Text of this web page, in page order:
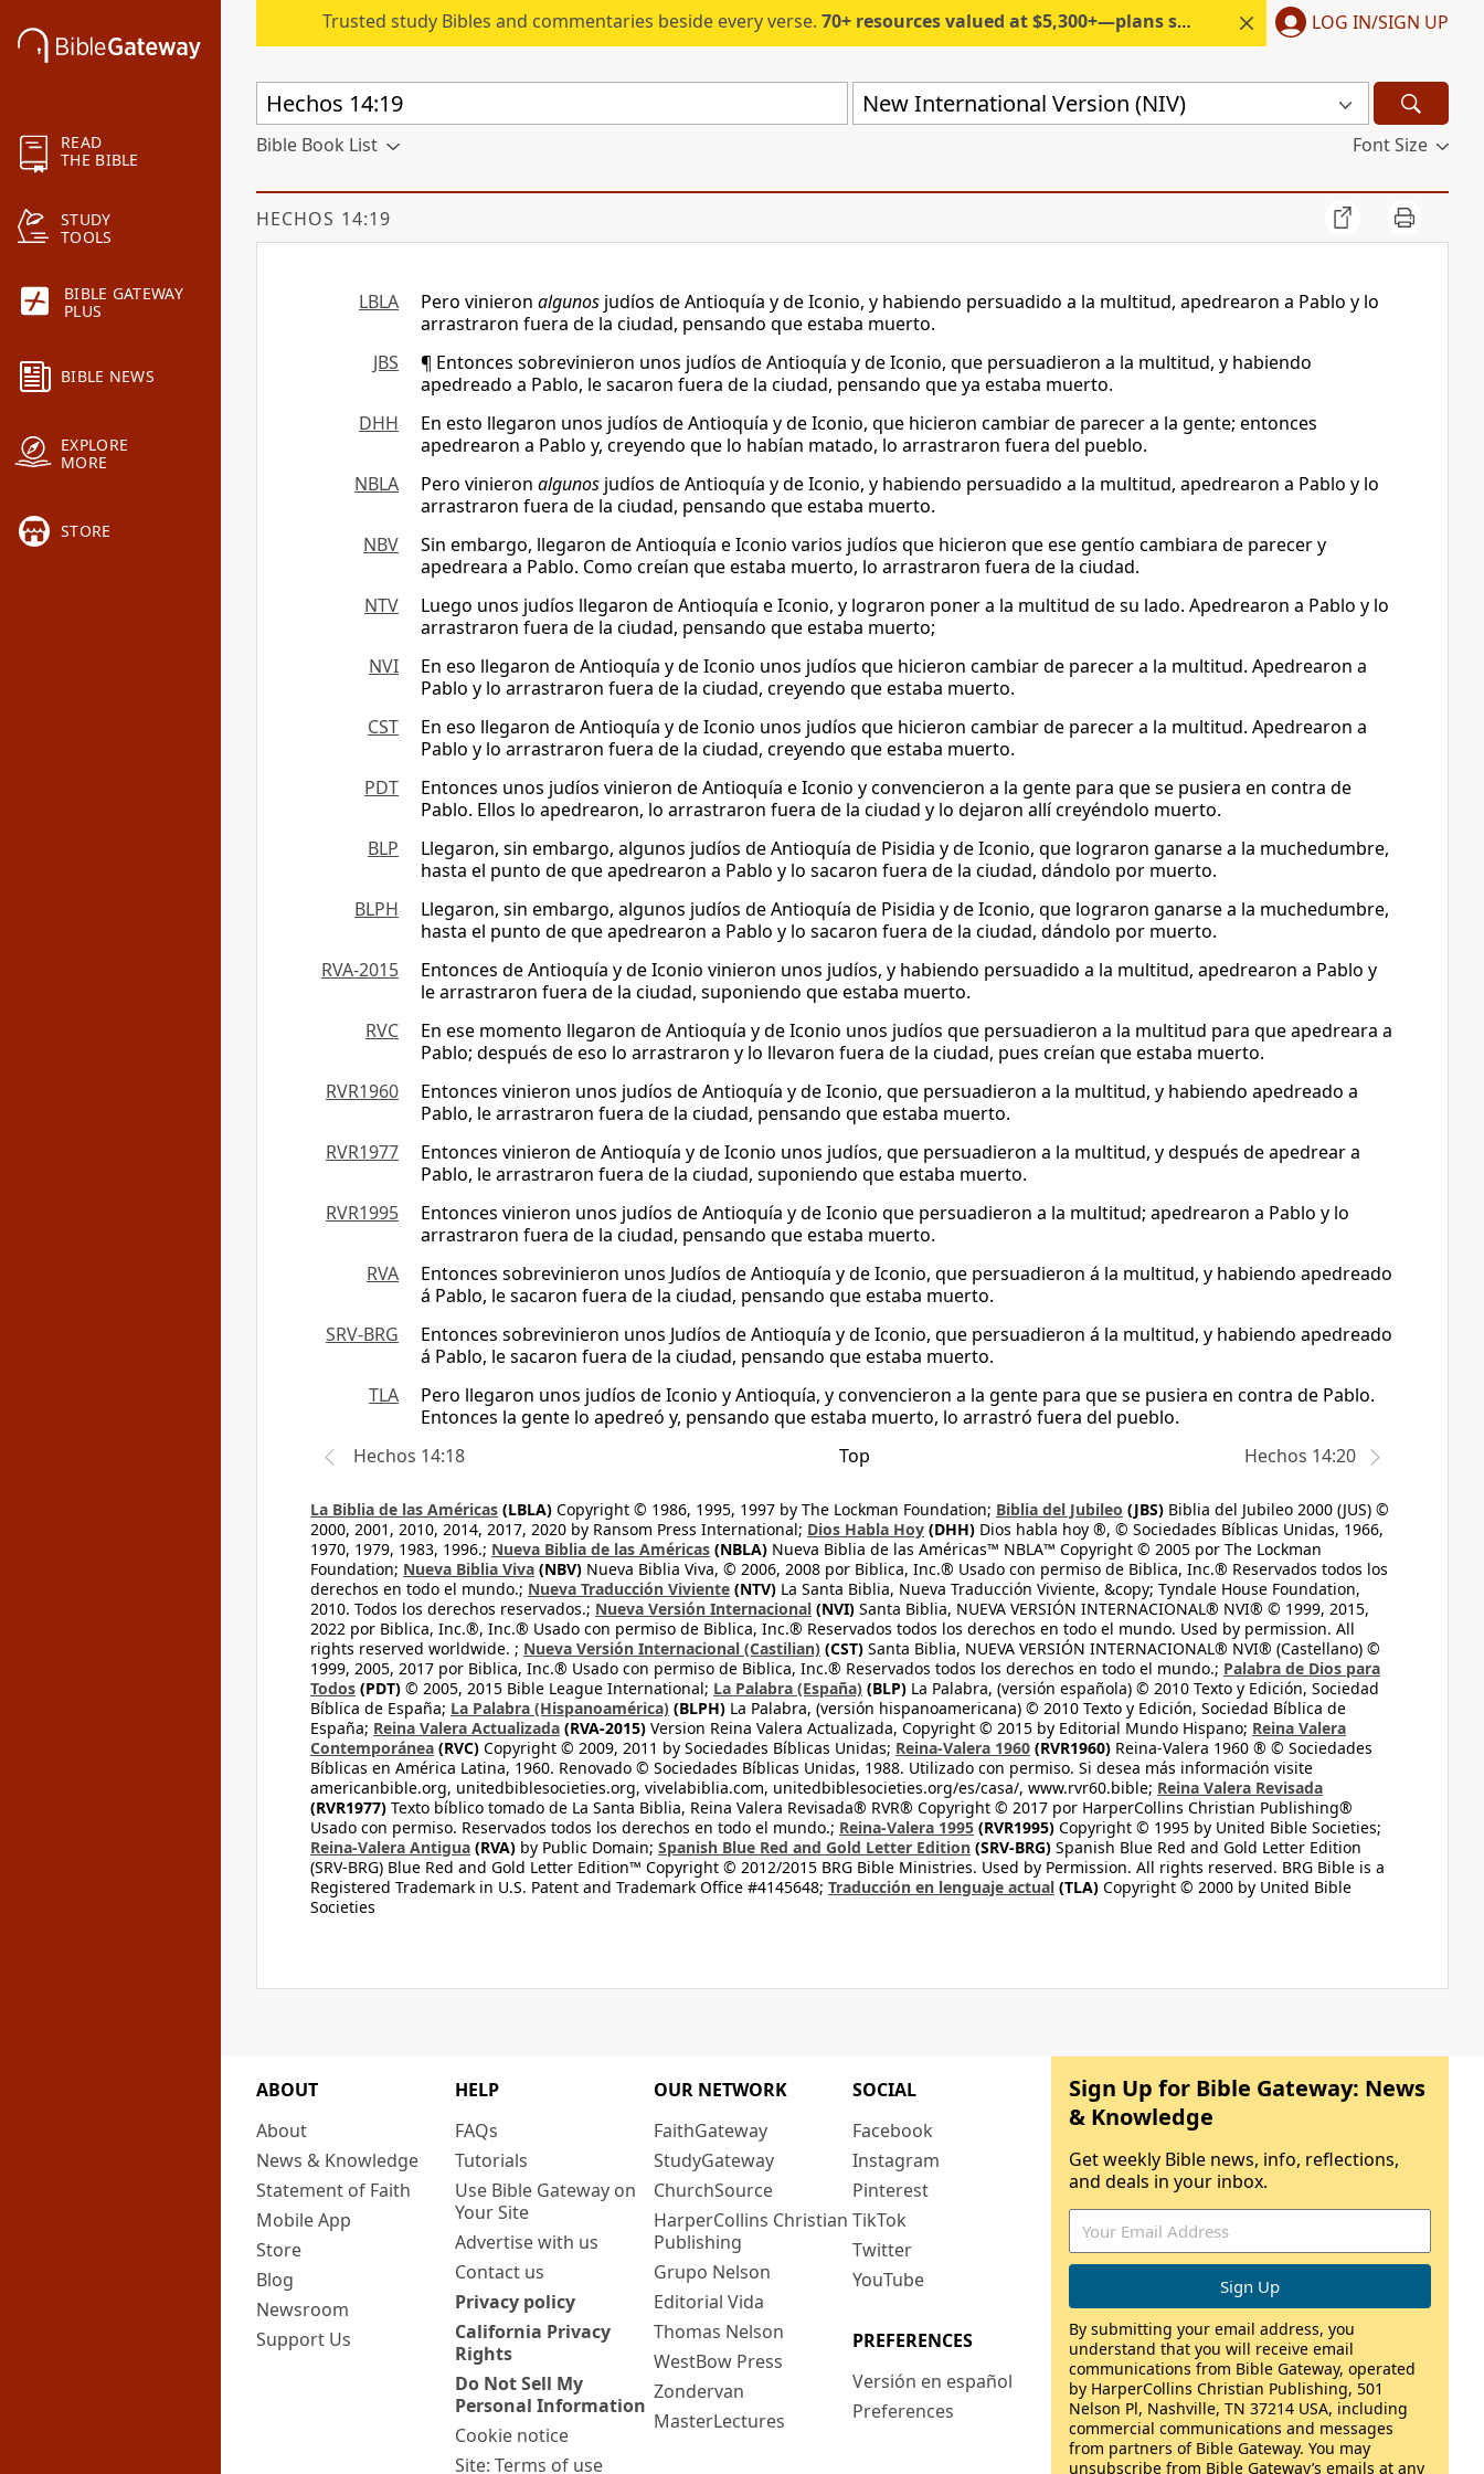
READ
THE BIBLE
STUDY
TOOLS
BIBLE GATEWAY
PLUS
BIBLE NEWS
EXPLORE
MORE
STORE
Trusted study Bibles and commentaries beside every verse. 70+ resources valued at $5,300+—plans start under $6/month. LOG IN/SIGN UP
New International Version (NIV)
Bible Book List Font Size
HECHOS 14:19
LBLA Pero vinieron algunos judíos de Antioquía y de Iconio, y habiendo persuadido a la multitud, apedrearon a Pablo y lo
arrastraron fuera de la ciudad, pensando que estaba muerto.
JBS
¶ Entonces sobrevinieron unos judíos de Antioquía y de Iconio, que persuadieron a la multitud, y habiendo
apedreado a Pablo, le sacaron fuera de la ciudad, pensando que ya estaba muerto.
DHH
En esto llegaron unos judíos de Antioquía y de Iconio, que hicieron cambiar de parecer a la gente; entonces
apedrearon a Pablo y, creyendo que lo habían matado, lo arrastraron fuera del pueblo.
NBLA
Pero vinieron algunos judíos de Antioquía y de Iconio, y habiendo persuadido a la multitud, apedrearon a Pablo y lo
arrastraron fuera de la ciudad, pensando que estaba muerto.
NBV
Sin embargo, llegaron de Antioquía e Iconio varios judíos que hicieron que ese gentío cambiara de parecer y
apedreara a Pablo. Como creían que estaba muerto, lo arrastraron fuera de la ciudad.
NTV
Luego unos judíos llegaron de Antioquía e Iconio, y lograron poner a la multitud de su lado. Apedrearon a Pablo y lo
arrastraron fuera de la ciudad, pensando que estaba muerto;
NVI
En eso llegaron de Antioquía y de Iconio unos judíos que hicieron cambiar de parecer a la multitud. Apedrearon a
Pablo y lo arrastraron fuera de la ciudad, creyendo que estaba muerto.
CST
En eso llegaron de Antioquía y de Iconio unos judíos que hicieron cambiar de parecer a la multitud. Apedrearon a
Pablo y lo arrastraron fuera de la ciudad, creyendo que estaba muerto.
PDT
Entonces unos judíos vinieron de Antioquía e Iconio y convencieron a la gente para que se pusiera en contra de
Pablo. Ellos lo apedrearon, lo arrastraron fuera de la ciudad y lo dejaron allí creyéndolo muerto.
BLP
Llegaron, sin embargo, algunos judíos de Antioquía de Pisidia y de Iconio, que lograron ganarse a la muchedumbre,
hasta el punto de que apedrearon a Pablo y lo sacaron fuera de la ciudad, dándolo por muerto.
BLPH
Llegaron, sin embargo, algunos judíos de Antioquía de Pisidia y de Iconio, que lograron ganarse a la muchedumbre,
hasta el punto de que apedrearon a Pablo y lo sacaron fuera de la ciudad, dándolo por muerto.
RVA-2015
Entonces de Antioquía y de Iconio vinieron unos judíos, y habiendo persuadido a la multitud, apedrearon a Pablo y
le arrastraron fuera de la ciudad, suponiendo que estaba muerto.
RVC
En ese momento llegaron de Antioquía y de Iconio unos judíos que persuadieron a la multitud para que apedreara a
Pablo; después de eso lo arrastraron y lo llevaron fuera de la ciudad, pues creían que estaba muerto.
RVR1960
Entonces vinieron unos judíos de Antioquía y de Iconio, que persuadieron a la multitud, y habiendo apedreado a
Pablo, le arrastraron fuera de la ciudad, pensando que estaba muerto.
RVR1977
Entonces vinieron de Antioquía y de Iconio unos judíos, que persuadieron a la multitud, y después de apedrear a
Pablo, le arrastraron fuera de la ciudad, suponiendo que estaba muerto.
RVR1995
Entonces vinieron unos judíos de Antioquía y de Iconio que persuadieron a la multitud; apedrearon a Pablo y lo
arrastraron fuera de la ciudad, pensando que estaba muerto.
RVA
Entonces sobrevinieron unos Judíos de Antioquía y de Iconio, que persuadieron á la multitud, y habiendo apedreado
á Pablo, le sacaron fuera de la ciudad, pensando que estaba muerto.
SRV-BRG
Entonces sobrevinieron unos Judíos de Antioquía y de Iconio, que persuadieron á la multitud, y habiendo apedreado
á Pablo, le sacaron fuera de la ciudad, pensando que estaba muerto.
TLA
Pero llegaron unos judíos de Iconio y Antioquía, y convencieron a la gente para que se pusiera en contra de Pablo.
Entonces la gente lo apedreó y, pensando que estaba muerto, lo arrastró fuera del pueblo.
Hechos 14:18
Top Hechos 14:20
La Biblia de las Américas (LBLA) Copyright © 1986, 1995, 1997 by The Lockman Foundation; Biblia del Jubileo (JBS) Biblia del Jubileo 2000 (JUS) ©
2000, 2001, 2010, 2014, 2017, 2020 by Ransom Press International; Dios Habla Hoy (DHH) Dios habla hoy ®, © Sociedades Bíblicas Unidas, 1966,
1970, 1979, 1983, 1996.; Nueva Biblia de las Américas (NBLA) Nueva Biblia de las Américas™ NBLA™ Copyright © 2005 por The Lockman
Foundation; Nueva Biblia Viva (NBV) Nueva Biblia Viva, © 2006, 2008 por Biblica, Inc.® Usado con permiso de Biblica, Inc.® Reservados todos los
derechos en todo el mundo.; Nueva Traducción Viviente (NTV) La Santa Biblia, Nueva Traducción Viviente, &copy; Tyndale House Foundation,
2010. Todos los derechos reservados.; Nueva Versión Internacional (NVI) Santa Biblia, NUEVA VERSIÓN INTERNACIONAL® NVI® © 1999, 2015,
2022 por Biblica, Inc.®, Inc.® Usado con permiso de Biblica, Inc.® Reservados todos los derechos en todo el mundo. Used by permission. All
rights reserved worldwide. ; Nueva Versión Internacional (Castilian) (CST) Santa Biblia, NUEVA VERSIÓN INTERNACIONAL® NVI® (Castellano) ©
1999, 2005, 2017 por Biblica, Inc.® Usado con permiso de Biblica, Inc.® Reservados todos los derechos en todo el mundo.; Palabra de Dios para
Todos (PDT) © 2005, 2015 Bible League International; La Palabra (España) (BLP) La Palabra, (versión española) © 2010 Texto y Edición, Sociedad
Bíblica de España; La Palabra (Hispanoamérica) (BLPH) La Palabra, (versión hispanoamericana) © 2010 Texto y Edición, Sociedad Bíblica de
España; Reina Valera Actualizada (RVA-2015) Version Reina Valera Actualizada, Copyright © 2015 by Editorial Mundo Hispano; Reina Valera
Contemporánea (RVC) Copyright © 2009, 2011 by Sociedades Bíblicas Unidas; Reina-Valera 1960 (RVR1960) Reina-Valera 1960 ® © Sociedades
Bíblicas en América Latina, 1960. Renovado © Sociedades Bíblicas Unidas, 1988. Utilizado con permiso. Si desea más información visite
americanbible.org, unitedbiblesocieties.org, vivelabiblia.com, unitedbiblesocieties.org/es/casa/, www.rvr60.bible; Reina Valera Revisada
(RVR1977) Texto bíblico tomado de La Santa Biblia, Reina Valera Revisada® RVR® Copyright © 2017 por HarperCollins Christian Publishing®
Usado con permiso. Reservados todos los derechos en todo el mundo.; Reina-Valera 1995 (RVR1995) Copyright © 1995 by United Bible Societies;
Reina-Valera Antigua (RVA) by Public Domain; Spanish Blue Red and Gold Letter Edition (SRV-BRG) Spanish Blue Red and Gold Letter Edition
(SRV-BRG) Blue Red and Gold Letter Edition™ Copyright © 2012/2015 BRG Bible Ministries. Used by Permission. All rights reserved. BRG Bible is a
Registered Trademark in U.S. Patent and Trademark Office #4145648; Traducción en lenguaje actual (TLA) Copyright © 2000 by United Bible
Societies
ABOUT
About
News & Knowledge
Statement of Faith
Mobile App
Store
Blog
Newsroom
Support Us
HELP
FAQs
Tutorials
Use Bible Gateway on
Your Site
Advertise with us
Contact us
Privacy policy
California Privacy
Rights
Do Not Sell My
Personal Information
Cookie notice
Site: Terms of use
OUR NETWORK
FaithGateway
StudyGateway
ChurchSource
HarperCollins Christian
Publishing
Grupo Nelson
Editorial Vida
Thomas Nelson
WestBow Press
Zondervan
MasterLectures
SOCIAL
Facebook
Instagram
Pinterest
TikTok
Twitter
YouTube
PREFERENCES
Versión en español
Preferences
Sign Up for Bible Gateway: News
& Knowledge
Get weekly Bible news, info, reflections,
and deals in your inbox.
By submitting your email address, you
understand that you will receive email
communications from Bible Gateway, operated
by HarperCollins Christian Publishing, 501
Nelson Pl, Nashville, TN 37214 USA, including
commercial communications and messages
from partners of Bible Gateway. You may
unsubscribe from Bible Gateway’s emails at any